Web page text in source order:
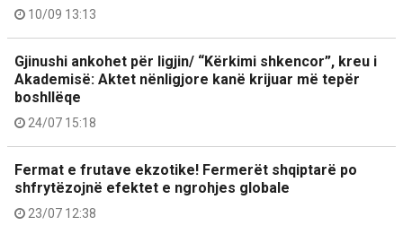
10/09 13:13
Gjinushi ankohet për ligjin/ “Kërkimi shkencor”, kreu i
Akademisë: Aktet nënligjore kanë krijuar më tepër
boshllëqe
24/07 15:18
Fermat e frutave ekzotike! Fermerët shqiptarë po
shfrytëzojnë efektet e ngrohjes globale
23/07 12:38